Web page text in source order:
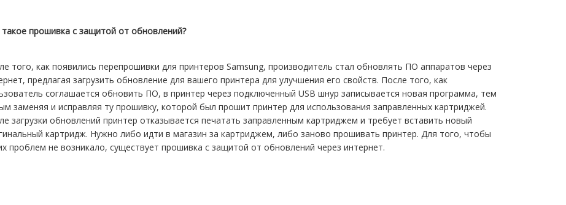
прошивка с защитой от обновлений?
того, как появились перепрошивки для принтеров Samsung, производитель стал обновлять ПО аппаратов через
предлагая загрузить обновление для вашего принтера для улучшения его свойств. После того, как
соглашается обновить ПО, в принтер через подключенный USB шнур записывается новая программа, тем
заменяя и исправляя ту прошивку, которой был прошит принтер для использования заправленных картриджей.
загрузки обновлений принтер отказывается печатать заправленным картриджем и требует вставить новый
картридж. Нужно либо идти в магазин за картриджем, либо заново прошивать принтер. Для того, чтобы
проблем не возникало, существует прошивка с защитой от обновлений через интернет.